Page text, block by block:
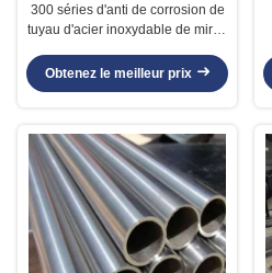
300 séries d'anti de corrosion de
tuyau d'acier inoxydable de miroir
Obtenez le meilleur prix